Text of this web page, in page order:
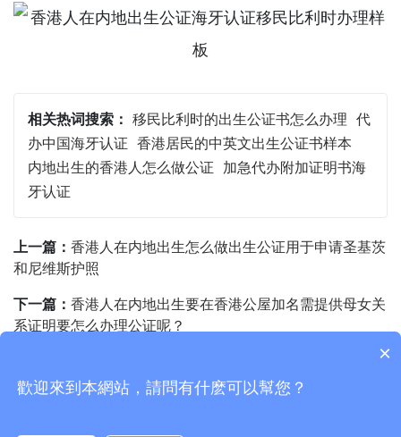
相关热词搜索： 移民比利时的出生公证书怎么办理 代
办中国海牙认证 香港居民的中英文出生公证书样本
内地出生的香港人怎么做公证 加急代办附加证明书海
牙认证
上一篇： 香港人在内地出生怎么做出生公证用于申请圣基茨
和尼维斯护照
下一篇： 香港人在内地出生要在香港公屋加名需提供母女关
系证明要怎么办理公证呢？
×
歡迎來到本網站，請問有什麽可以幫您？